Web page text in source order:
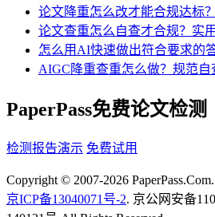
论文降重怎么改才能合规达标？
论文查重怎么自查才合规？实
怎么用AI快速做出符合要求的答
AIGC降重查重怎么做？规范自
PaperPass免费论文检测
检测报告演示 免费试用
Copyright © 2007-2026
京ICP备13040071号-2. 京公网安备